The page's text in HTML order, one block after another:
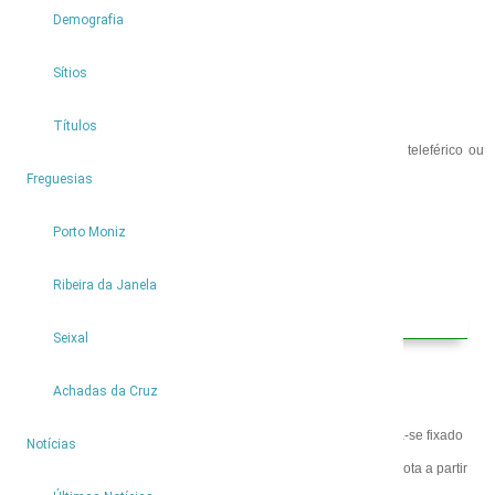
Demografia
Sítios
Títulos
Freguesias
Porto Moniz
Ribeira da Janela
Seixal
Achadas da Cruz
Notícias
consumo local.
Poderá aceder ao calhau das Achadas da Cruz descendo de teleférico ou
fazendo os circuitos da
O ponto de partida do percurso que pretende efetuar encontra-se fixado
no mapa abaixo. Por definição, o trajeto do mapa evidencia a rota a partir